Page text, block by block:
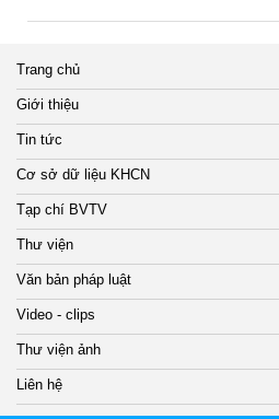
Trang chủ
Giới thiệu
Tin tức
Cơ sở dữ liệu KHCN
Tạp chí BVTV
Thư viện
Văn bản pháp luật
Video - clips
Thư viện ảnh
Liên hệ